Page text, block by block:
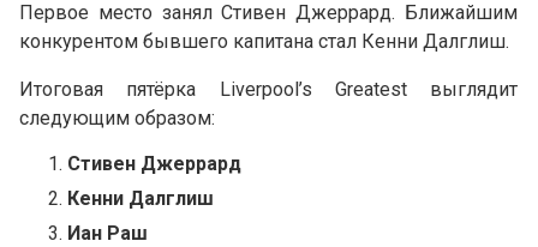
Первое место занял Стивен Джеррард. Ближайшим
конкурентом бывшего капитана стал Кенни Далглиш.
Итоговая пятёрка Liverpool’s Greatest выглядит
следующим образом:
Стивен Джеррард
Кенни Далглиш
Иан Раш